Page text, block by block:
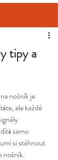
tipy a
nočník je
ale každé
samo
si stáhnout
nočník.